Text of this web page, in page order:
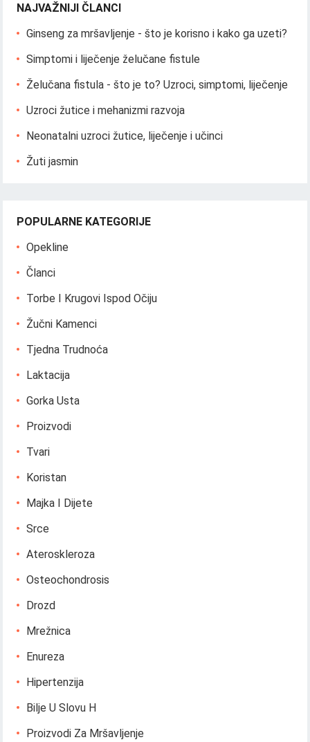
NAJVAŽNIJI ČLANCI
Ginseng za mršavljenje - što je korisno i kako ga uzeti?
Simptomi i liječenje želučane fistule
Želučana fistula - što je to? Uzroci, simptomi, liječenje
Uzroci žutice i mehanizmi razvoja
Neonatalni uzroci žutice, liječenje i učinci
Žuti jasmin
POPULARNE KATEGORIJE
Opekline
Članci
Torbe I Krugovi Ispod Očiju
Žučni Kamenci
Tjedna Trudnoća
Laktacija
Gorka Usta
Proizvodi
Tvari
Koristan
Majka I Dijete
Srce
Ateroskleroza
Osteochondrosis
Drozd
Mrežnica
Enureza
Hipertenzija
Bilje U Slovu H
Proizvodi Za Mršavljenje